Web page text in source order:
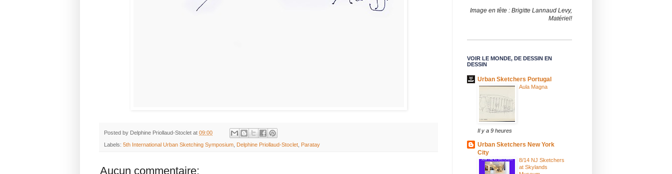
Posted by Delphine Priollaud-Stoclet at 09:00
Labels: 5th International Urban Sketching Symposium Delphine Priollaud-Stoclet Paratay
Aucun commentaire:
Image en tête : Brigitte Lannaud Levy,
Matériel!
VOIR LE MONDE, DE DESSIN EN
DESSIN
Urban Sketchers Portugal
Aula Magna
Il y a 9 heures
Urban Sketchers New York
City
8/14 NJ Sketchers
at Skylands